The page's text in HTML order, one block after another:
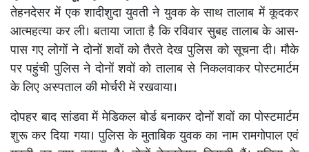
तेहनदेसर में एक शादीशुदा युवती ने युवक के साथ तालाब में कूदकर
आत्महत्या कर ली। बताया जाता है कि रविवार सुबह तालाब के आस-
पास गए लोगों ने दोनों शवों को तैरते देख पुलिस को सूचना दी। मौके
पर पहुंची पुलिस ने दोनों शवों को तालाब से निकलवाकर पोस्टमार्टम
के लिए अस्पताल की मोर्चरी में रखवाया।
दोपहर बाद सांडवा में मेडिकल बोर्ड बनाकर दोनों शवों का पोस्टमार्टम
शुरू कर दिया गया। पुलिस के मुताबिक युवक का नाम रामगोपाल एवं